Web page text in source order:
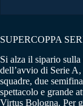
SUPERCOPPA
Si alza il sipario
dell’avvio di Serie
squadre, due
spettacolo e grande
Virtus Bologna. Per